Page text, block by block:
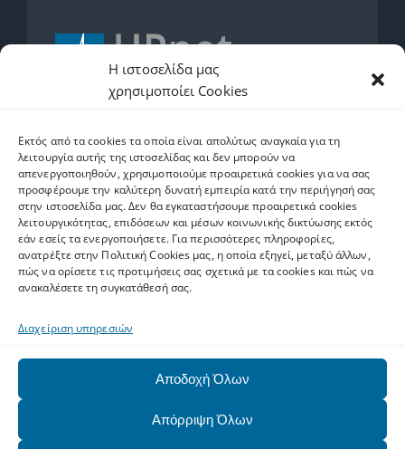
Η ιστοσελίδα μας
χρησιμοποίει Cookies
Εκτός από τα cookies τα οποία είναι απολύτως αναγκαία για τη
λειτουργία αυτής της ιστοσελίδας και δεν μπορούν να
απενεργοποιηθούν, χρησιμοποιούμε προαιρετικά cookies για να σας
προσφέρουμε την καλύτερη δυνατή εμπειρία κατά την περιήγησή σας
στην ιστοσελίδα μας. Δεν θα εγκαταστήσουμε προαιρετικά cookies
λειτουργικότητας, επιδόσεων και μέσων κοινωνικής δικτύωσης εκτός
εάν εσείς τα ενεργοποιήσετε. Για περισσότερες πληροφορίες,
ανατρέξτε στην Πολιτική Cookies μας, η οποία εξηγεί, μεταξύ άλλων,
πώς να ορίσετε τις προτιμήσεις σας σχετικά με τα cookies και πώς να
ανακαλέσετε τη συγκατάθεσή σας.
Διαχείριση υπηρεσιών
Αποδοχή Όλων
Απόρριψη Όλων
helpdesk.upnet.gr
Ετικέτες
MS Teams Autodesk harica
alumni Upatras VPN